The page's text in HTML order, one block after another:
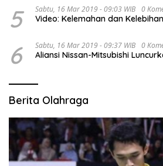
5 Sabtu, 16 Mar 2019 - 09:03 WIB 0
Video: Kelemahan dan
6 Sabtu, 16 Mar 2019 - 09:37 WIB 0
Aliansi Nissan-Mitsubishi
Berita Olahraga